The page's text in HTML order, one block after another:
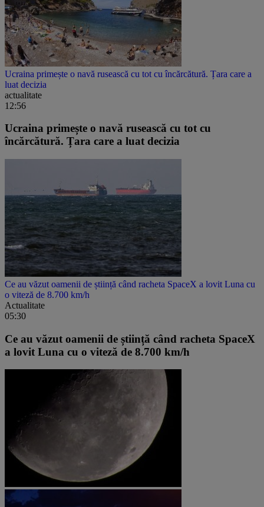
Ucraina primește o navă rusească cu tot cu încărcătură. Țara care a
luat decizia
actualitate
12:56
Ucraina primește o navă rusească cu tot cu
încărcătură. Țara care a luat decizia
Ce au văzut oamenii de știință când racheta SpaceX a lovit Luna cu
o viteză de 8.700 km/h
Actualitate
05:30
Ce au văzut oamenii de știință când racheta SpaceX
a lovit Luna cu o viteză de 8.700 km/h